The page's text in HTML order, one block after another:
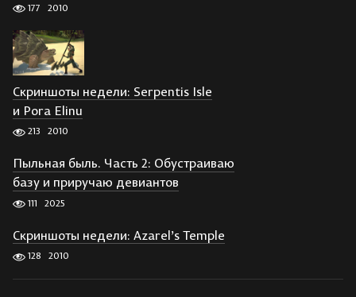
177 2010
Скриншоты недели: Serpentis Isle
и Pora Elinu
213 2010
Пыльная быль. Часть 2: Обустраиваю
базу и приручаю девиантов
111 2025
Скриншоты недели: Azarel’s Temple
128 2010